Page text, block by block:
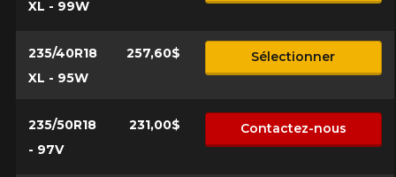
XL - 99W
235/40R18
XL - 95W
257,60$ Sélectionner
235/50R18
- 97V
231,00$ Contactez-nous